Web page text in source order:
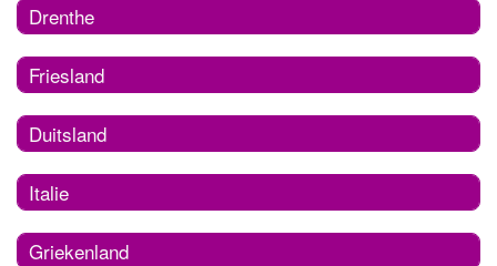
Drenthe
Friesland
Duitsland
Italie
Griekenland